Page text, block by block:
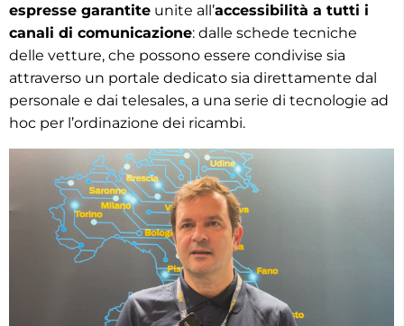
espresse garantite unite all’accessibilità a tutti i
canali di comunicazione: dalle schede tecniche
delle vetture, che possono essere condivise sia
attraverso un portale dedicato sia direttamente dal
personale e dai telesales, a una serie di tecnologie ad
hoc per l’ordinazione dei ricambi.